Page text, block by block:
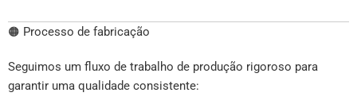
🟠 Processo de fabricação
Seguimos um fluxo de trabalho de produção rigoroso para
garantir uma qualidade consistente: